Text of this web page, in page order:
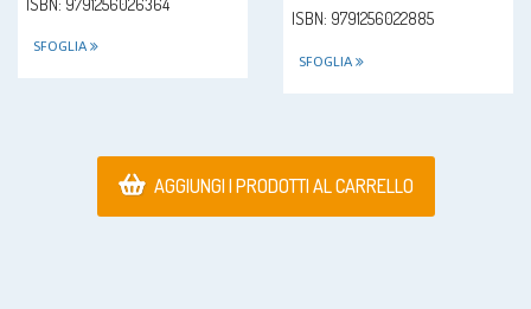
SFOGLIA
ISBN: 9791256022885
SFOGLIA
AGGIUNGI I PRODOTTI AL CARRELLO